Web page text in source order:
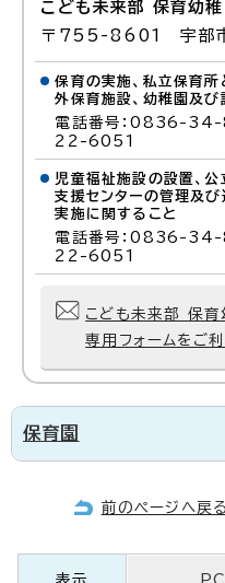
こども未来部 保育幼
〒755-8601 宇部市
保育の実施、私立保育所
外保育施設、幼稚園及
電話番号：0836-
22-6051
児童福祉施設の設置、
支援センターの管理及
実施に関すること
電話番号：0836-
22-6051
こども未来部 保育
専用フォームをご利
保育園
前のページへ戻る
表示 PC